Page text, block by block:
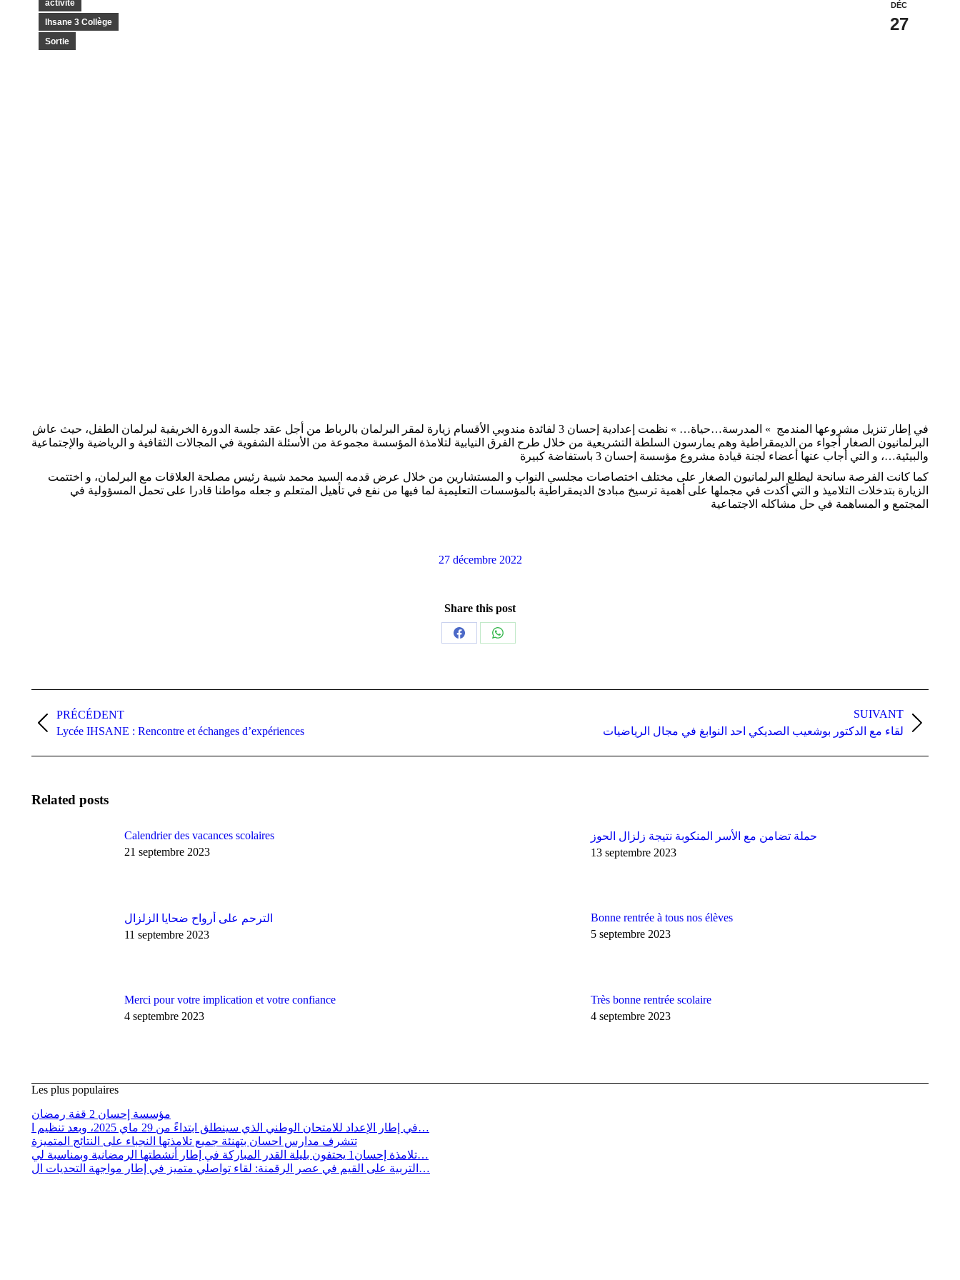
DÉC
27
activité
Ihsane 3 Collège
Sortie
في إطار تنزيل مشروعها المندمج » المدرسة…حياة… » نظمت إعدادية إحسان 3 لفائدة مندوبي الأقسام زيارة لمقر البرلمان بالرباط من أجل عقد جلسة الدورة الخريفية لبرلمان الطفل، حيث عاش
البرلمانيون الصغار أجواء من الديمقراطية وهم يمارسون السلطة التشريعية من خلال طرح الفرق النيابية لتلامذة المؤسسة مجموعة من الأسئلة الشفوية في المجالات الثقافية و الرياضية والإجتماعية
والبيئية…، و التي أجاب عنها أعضاء لجنة قيادة مشروع مؤسسة إحسان 3 باستفاضة كبيرة
كما كانت الفرصة سانحة ليطلع البرلمانيون الصغار على مختلف اختصاصات مجلسي النواب و المستشارين من خلال عرض قدمه السيد محمد شيبة رئيس مصلحة العلاقات مع البرلمان، و اختتمت
الزيارة بتدخلات التلاميذ و التي أكدت في مجملها على أهمية ترسيخ مبادئ الديمقراطية بالمؤسسات التعليمية لما فيها من نفع في تأهيل المتعلم و جعله مواطنا قادرا على تحمل المسؤولية في
المجتمع و المساهمة في حل مشاكله الاجتماعية
27 décembre 2022
Share this post
PartagerPartager
article
PRÉCÉDENT
Article
précédent
:
Lycée IHSANE : Rencontre et échanges d’expériences
SUIVANT
:
لقاء مع الدكتور بوشعيب الصديكي احد النوابغ في مجال الرياضيات
Related posts
Calendrier des vacances scolaires
21 septembre 2023
حملة تضامن مع الأسر المنكوبة نتيجة زلزال الحوز
13 septembre 2023
الترحم على أرواح ضحايا الزلزال
11 septembre 2023
Bonne rentrée à tous nos élèves
5 septembre 2023
Merci pour votre implication et votre confiance
4 septembre 2023
Très bonne rentrée scolaire
4 septembre 2023
Les plus populaires
مؤسسة إحسان 2 قفة رمضان
في إطار الإعداد للامتحان الوطني الذي سينطلق ابتداءً من 29 ماي 2025، وبعد تنظيم ا…
تتشرف مدارس احسان بتهنئة جميع تلامذتها النجباء على النتائج المتميزة
تلامذة إحسان1 يحتفون بليلة القدر المباركة في إطار أنشطتها الرمضانية وبمناسبة لي…
التربية على القيم في عصر الرقمنة: لقاء تواصلي متميز في إطار مواجهة التحديات ال…